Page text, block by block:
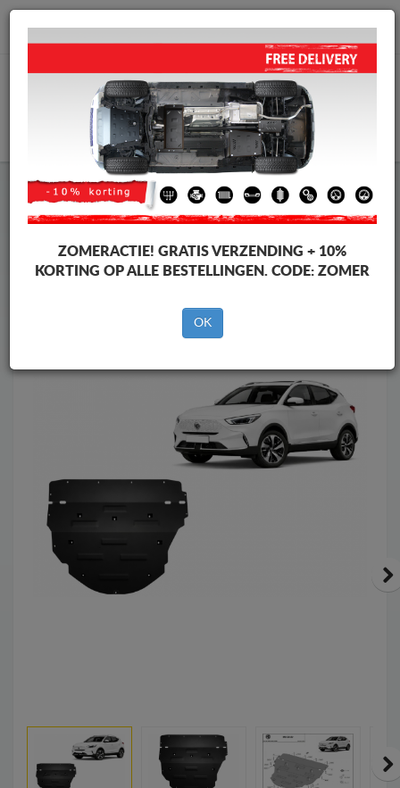
info@motorbeschermplaat.com
WINKELWAGEN
Motor Beschermplaat Motor Beschermplaat MG
Motor Beschermplaat
Merken
Terug naar de catalogus
ZOMERACTIE! GRATIS VERZENDING + 10%
KORTING OP ALLE BESTELLINGEN. CODE: ZOMER
OK